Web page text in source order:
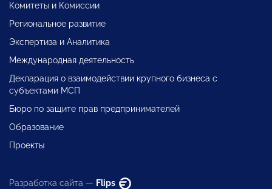
Комитеты и Комиссии
Региональное развитие
Экспертиза и Аналитика
Международная деятельность
Декларация о взаимодействии крупного бизнеса с
субъектами МСП
Бюро по защите прав предпринимателей
Образование
Проекты
Разработка сайта — Flips